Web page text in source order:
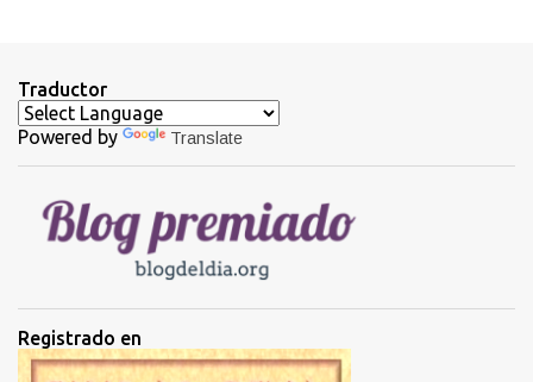
a
r
o
s
Traductor
Powered by Translate
Registrado en